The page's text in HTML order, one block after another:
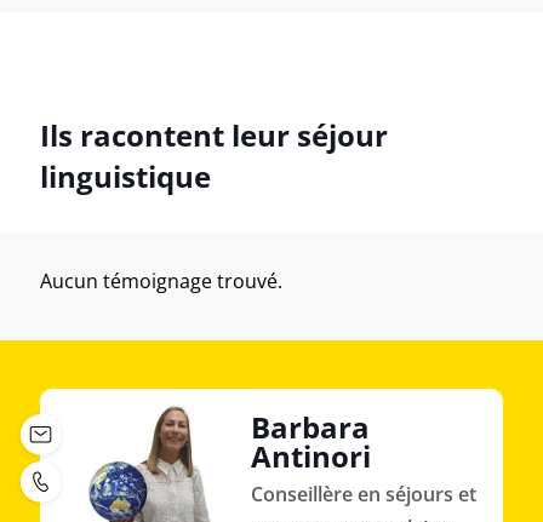
Ils racontent leur séjour
linguistique
Aucun témoignage trouvé.
Barbara
Antinori
Conseillère en séjours et